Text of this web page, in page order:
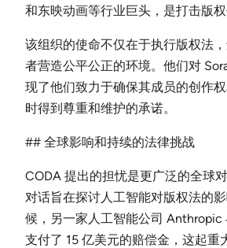
和东映动画等行业巨头，是打击版权
该组织的使命不仅在于执行版权法
者营造公平公正的环境。他们对
现了他们致力于确保其成员的创作
时得到尊重和维护的承诺。
## 全球影响和持续的法律挑战
CODA 提出的担忧是更广泛的全球
对话旨在探讨人工智能对版权法的
候，另一家人工智能公司 Anthropic
支付了 15 亿美元的赔偿金，这起重